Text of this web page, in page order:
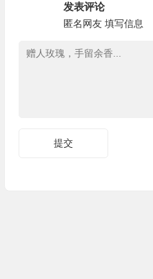
发表评论
匿名网友 填写信息